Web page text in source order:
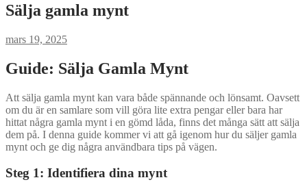
Sälja gamla mynt
mars 19, 2025
Guide: Sälja Gamla Mynt
Att sälja gamla mynt kan vara både spännande och lönsamt. Oavsett
om du är en samlare som vill göra lite extra pengar eller bara har
hittat några gamla mynt i en gömd låda, finns det många sätt att sälja
dem på. I denna guide kommer vi att gå igenom hur du säljer gamla
mynt och ge dig några användbara tips på vägen.
Steg 1: Identifiera dina mynt